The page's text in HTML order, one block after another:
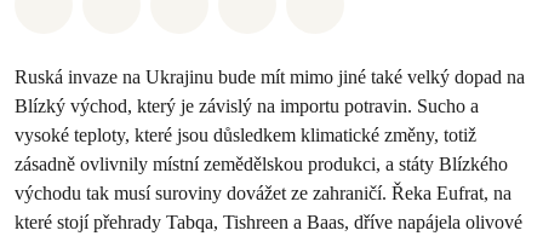
Ruská invaze na Ukrajinu bude mít mimo jiné také velký dopad na
Blízký východ, který je závislý na importu potravin. Sucho a
vysoké teploty, které jsou důsledkem klimatické změny, totiž
zásadně ovlivnily místní zemědělskou produkci, a státy Blízkého
východu tak musí suroviny dovážet ze zahraničí. Řeka Eufrat, na
které stojí přehrady Tabqa, Tishreen a Baas, dříve napájela olivové